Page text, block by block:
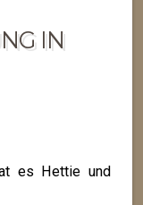
IN
es Hettie und